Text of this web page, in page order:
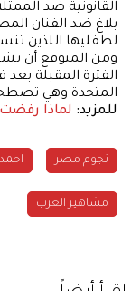
القانونية ضد
بلاغ ضد الفنان
لطفليها اللذين
ومن المتوقع أن
الفترة المقبلة
المتحدة وهي
للمزيد: لماذا
نجوم مصر
مشاهير العرب